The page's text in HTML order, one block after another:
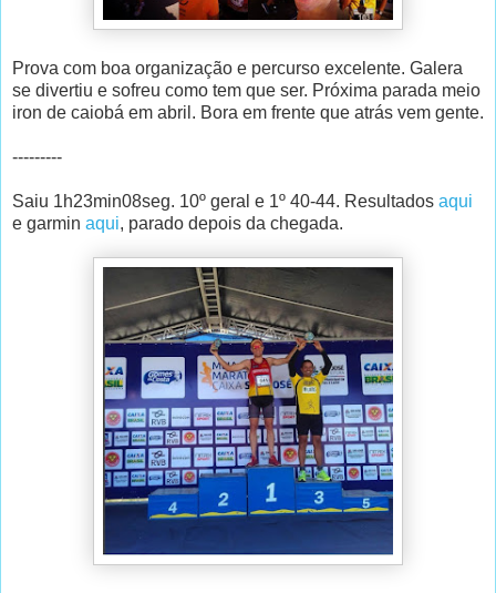
Prova com boa organização e percurso excelente. Galera
se divertiu e sofreu como tem que ser. Próxima parada meio
iron de caiobá em abril. Bora em frente que atrás vem gente.
---------
Saiu 1h23min08seg. 10º geral e 1º 40-44. Resultados aqui
e garmin aqui, parado depois da chegada.